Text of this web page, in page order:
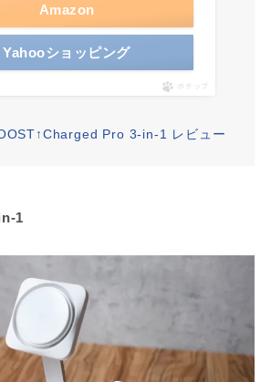
Amazon
Yahooショッピング
ポチップ
Pro 3-in-1 レビュー
1